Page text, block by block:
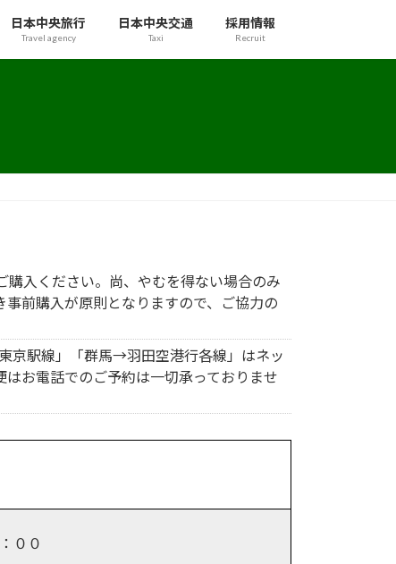
日本中央旅行
Travel agency
日本中央交通
Taxi
採用情報
Recruit
入ください。尚、やむを得ない場合のみ
前購入が原則となりますので、ご協力の
京駅線」「群馬→羽田空港行各線」はネッ
お電話でのご予約は一切承っておりませ
００